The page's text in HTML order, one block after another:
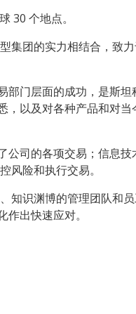
30 个地点。
集团的实力相结合，致
部门层面的成功，是斯
，以及对各种产品和对
公司的各项交易；信息
风险和执行交易。
知识渊博的管理团队和
出快速应对。